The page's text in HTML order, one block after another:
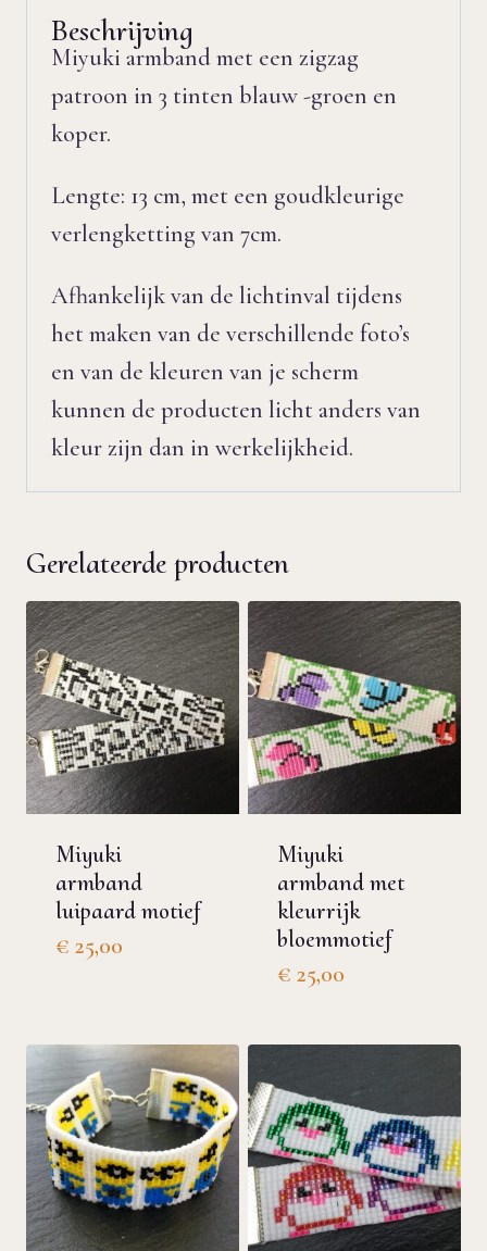
Beschrijving
Miyuki armband met een zigzag
patroon in 3 tinten blauw -groen en
koper.
Lengte: 13 cm, met een goudkleurige
verlengketting van 7cm.
Afhankelijk van de lichtinval tijdens
het maken van de verschillende foto’s
en van de kleuren van je scherm
kunnen de producten licht anders van
kleur zijn dan in werkelijkheid.
Gerelateerde producten
Miyuki
armband
luipaard motief
€ 25,00
Miyuki
armband met
kleurrijk
bloemmotief
€ 25,00